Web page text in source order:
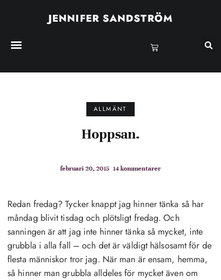
JENNIFER SANDSTRÖM
ALLMÄNT
Hoppsan.
februari 20, 2015 14 kommentarer
Redan fredag? Tycker knappt jag hinner tänka så har
måndag blivit tisdag och plötsligt fredag. Och
sanningen är att jag inte hinner tänka så mycket, inte
grubbla i alla fall – och det är väldigt hälsosamt för de
flesta människor tror jag. När man är ensam, hemma,
så hinner man grubbla alldeles för mycket även om